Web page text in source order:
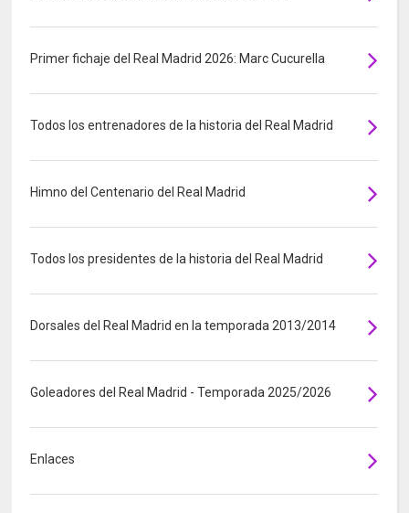
Primer fichaje del Real Madrid 2026: Marc Cucurella
Todos los entrenadores de la historia del Real Madrid
Himno del Centenario del Real Madrid
Todos los presidentes de la historia del Real Madrid
Dorsales del Real Madrid en la temporada 2013/2014
Goleadores del Real Madrid - Temporada 2025/2026
Enlaces